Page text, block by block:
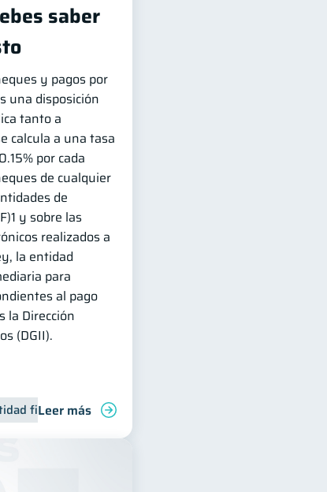
de deudas Finanzas familiares
saber
y pagos por
una disposición
tanto a
calcula a una tasa
por cada
de cualquier
de
y sobre las
realizados a
la entidad
para
al pago
la Dirección
(DGII).
financiera Productos financieros
Leer más